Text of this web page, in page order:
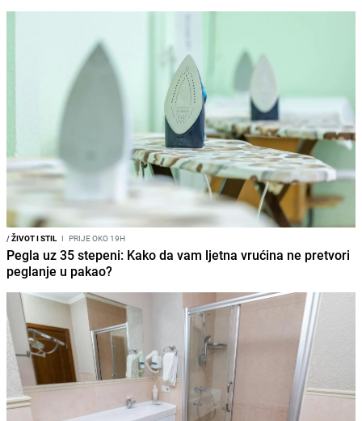
/ŽIVOT I STIL I PRIJE OKO 19H
Pegla uz 35 stepeni: Kako da vam ljetna vrućina ne pretvori
peglanje u pakao?